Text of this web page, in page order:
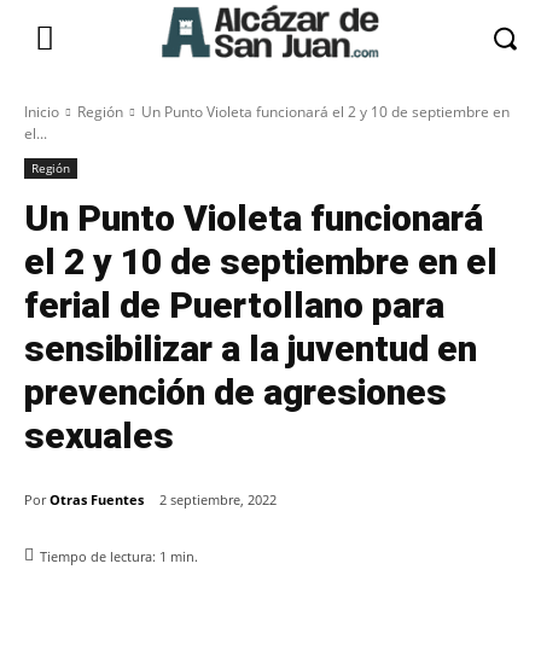
Inicio Región
Un Punto Violeta funcionará el 2 y 10 de septiembre en
el...
Región
Un Punto Violeta funcionará
el 2 y 10 de septiembre en el
ferial de Puertollano para
sensibilizar a la juventud en
prevención de agresiones
sexuales
Por Otras Fuentes 2 septiembre, 2022
Tiempo de lectura: 1 min.